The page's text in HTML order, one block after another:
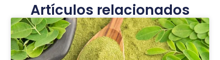
Artículos relacionados